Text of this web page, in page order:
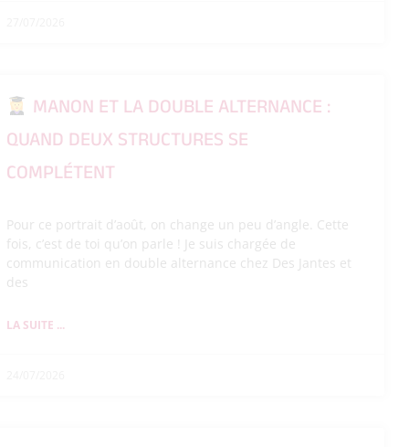
MANON ET LA DOUBLE ALTERNANCE :
QUAND DEUX STRUCTURES SE
COMPLÉTENT
Pour ce portrait d’août, on change un peu d’angle. Cette
fois, c’est de toi qu’on parle ! Je suis chargée de
communication en double alternance chez Des Jantes et
des
LA SUITE ...